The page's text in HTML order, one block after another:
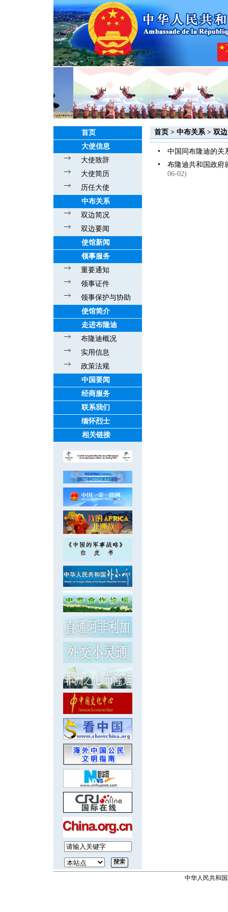
首页
大使信息
大使致辞
大使简历
历任大使
中布关系
双边简况
双边要闻
使馆新闻
领事服务
重要通知
领事证件
领事保护与协助
使馆简介
走进布隆迪
布隆迪概况
实用信息
政策法规
中国要闻
经商服务
联系我们
缅怀烈士
相关链接
首页 > 中布关系> 双
中国同布隆迪的关
布隆迪共和国政府
06-02)
中华人民共和